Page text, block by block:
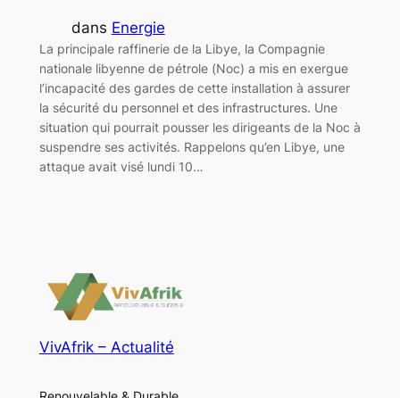
dans Energie
La principale raffinerie de la Libye, la Compagnie
nationale libyenne de pétrole (Noc) a mis en exergue
l’incapacité des gardes de cette installation à assurer
la sécurité du personnel et des infrastructures. Une
situation qui pourrait pousser les dirigeants de la Noc à
suspendre ses activités. Rappelons qu’en Libye, une
attaque avait visé lundi 10…
VivAfrik – Actualité